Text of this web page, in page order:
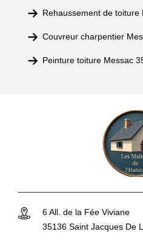
Rehaussement de toiture
Couvreur charpentier
Peinture toiture Messac
6 All. de la Fée Viviane
35136 Saint Jacques De